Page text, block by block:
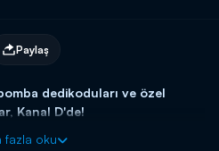
Paylaş
dedikoduları ve özel
Kanal D'de!
fazla oku